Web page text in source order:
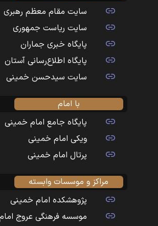
سایت مقام معظم رهبری
سایت ریاست جمهوری
پایگاه خبری جماران
پایگاه اطلاع‌رسانی آستان
سایت سیدحسن خمینی
با امام
پایگاه جامع امام خمینی
ویکی امام خمینی
پرتال امام خمینی
مراکز و موسسات وابسته
پژوهشکده امام خمینی
موسسه فرهنگی عروج امام